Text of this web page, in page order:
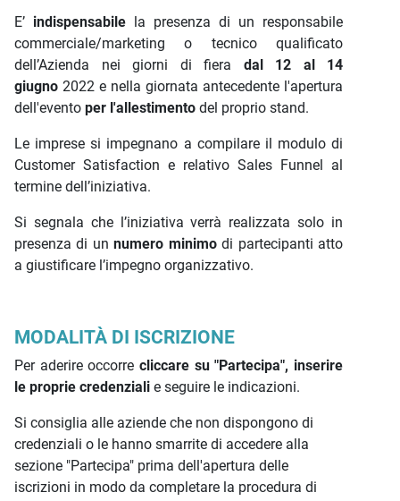
E’ indispensabile la presenza di un responsabile
commerciale/marketing o tecnico qualificato
dell’Azienda nei giorni di fiera dal 12 al 14
giugno 2022 e nella giornata antecedente l'apertura
dell'evento per l'allestimento del proprio stand.
Le imprese si impegnano a compilare il modulo di
Customer Satisfaction e relativo Sales Funnel al
termine dell’iniziativa.
Si segnala che l’iniziativa verrà realizzata solo in
presenza di unnumero minimodi partecipanti atto
a giustificare l’impegno organizzativo.
MODALITÀ DI ISCRIZIONE
Per aderire occorre cliccare su "Partecipa", inserire
le proprie credenziali e seguire le indicazioni.
Si consiglia alle aziende che non dispongono di
credenziali o le hanno smarrite di accedere alla
sezione "Partecipa" prima dell'apertura delle
iscrizioni in modo da completare la procedura di